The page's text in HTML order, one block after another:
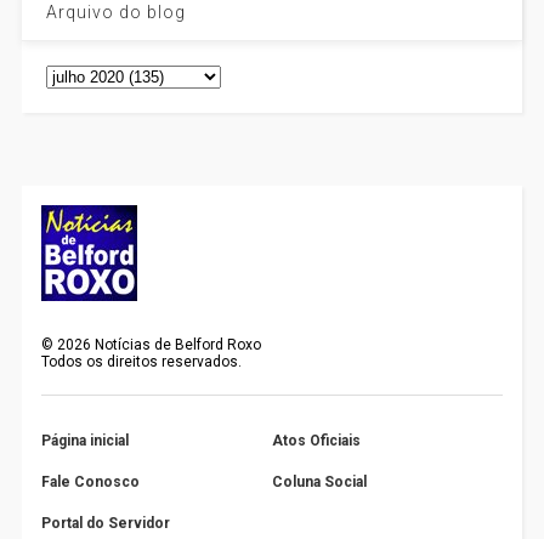
Arquivo do blog
©2026 Notícias de Belford Roxo
Todos os direitos reservados.
Página inicial Atos Oficiais
Fale Conosco Coluna Social
Portal do Servidor